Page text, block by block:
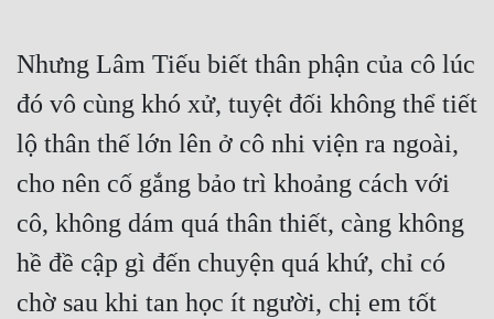
Nhưng Lâm Tiếu biết thân phận của cô lúc
đó vô cùng khó xử, tuyệt đối không thể tiết
lộ thân thế lớn lên ở cô nhi viện ra ngoài,
cho nên cố gắng bảo trì khoảng cách với
cô, không dám quá thân thiết, càng không
hề đề cập gì đến chuyện quá khứ, chỉ có
chờ sau khi tan học ít người, chị em tốt